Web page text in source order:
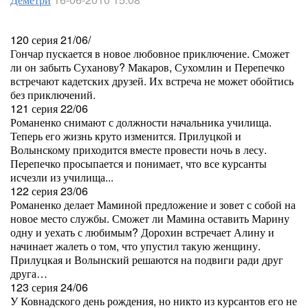
120 серия 21/06/
Гончар пускается в новое любовное приключение. Сможет
ли он забыть Суханову? Макаров, Сухомлин и Перепечко
встречают кадетских друзей. Их встреча не может обойтись
без приключений.
121 серия 22/06
Романенко снимают с должности начальника училища.
Теперь его жизнь круто изменится. Прилуцкой и
Волынскому приходится вместе провести ночь в лесу.
Перепечко просыпается и понимает, что все курсанты
исчезли из училища...
122 серия 23/06
Романенко делает Маминой предложение и зовет с собой на
новое место службы. Сможет ли Мамина оставить Марину
одну и уехать с любимым? Дорохин встречает Алину и
начинает жалеть о том, что упустил такую женщину.
Прилуцкая и Волынский решаются на подвиги ради друг
друга…
123 серия 24/06
У Ковнадского день рождения, но никто из курсантов его не